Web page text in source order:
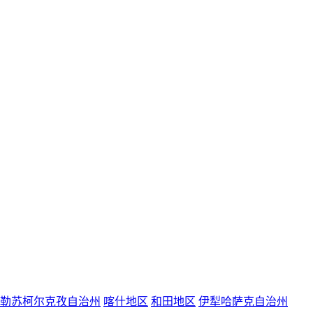
苏柯尔克孜自治州 喀什地区 和田地区 伊犁哈萨克自治州